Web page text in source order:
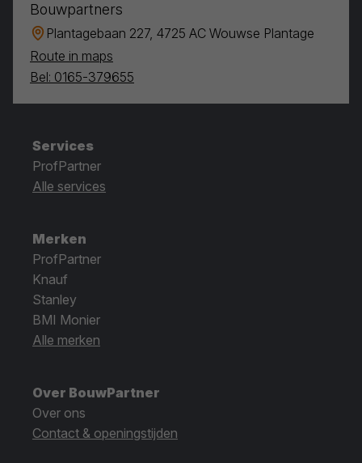
Bouwpartners
Plantagebaan 227, 4725 AC Wouwse Plantage
Route in maps
Bel: 0165-379655
Services
ProfPartner
Alle services
Merken
ProfPartner
Knauf
Stanley
BMI Monier
Alle merken
Over BouwPartner
Over ons
Contact & openingstijden